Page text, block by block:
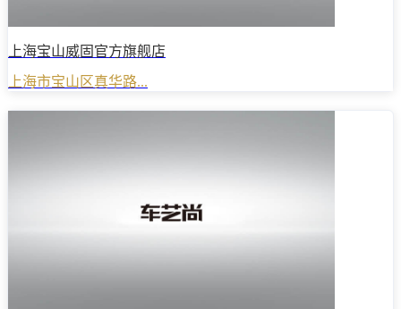
上海宝山威固官方旗舰店
上海市宝山区真华路...